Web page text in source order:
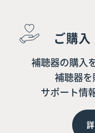
ご購
補聴器の購入
補聴器を
サポート情